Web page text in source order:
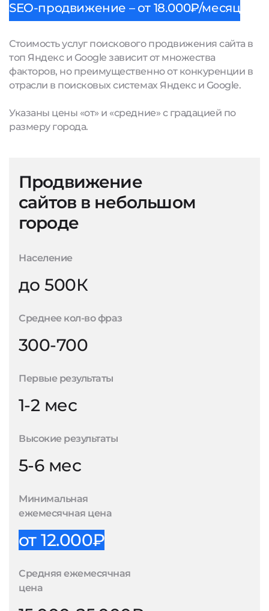
SEO-продвижение – от 18.000₽/месяц
Стоимость услуг поискового продвижения сайта в
топ Яндекс и Google зависит от множества
факторов, но преимущественно от конкуренции в
отрасли в поисковых системах Яндекс и Google.
Указаны цены «от» и «средние» с градацией по
размеру города.
Продвижение
сайтов в небольшом
городе
Население
до 500К
Среднее кол-во фраз
300-700
Первые результаты
1-2 мес
Высокие результаты
5-6 мес
Минимальная
ежемесячная цена
от 12.000₽
Средняя ежемесячная
цена